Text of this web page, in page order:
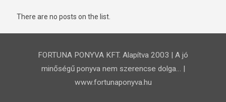
There are no posts on the list.
FORTUNA PONYVA KFT. Alapítva 2003 | A jó
minőségű ponyva nem szerencse dolga… |
www.fortunaponyva.hu